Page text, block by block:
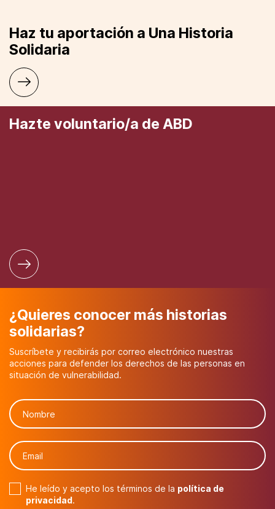
Haz tu aportación a Una Historia
Solidaria
Hazte voluntario/a de ABD
¿Quieres conocer más historias
solidarias?
Suscríbete y recibirás por correo electrónico nuestras
acciones para defender los derechos de las personas en
situación de vulnerabilidad.
He leído y acepto los términos de la política de
privacidad.